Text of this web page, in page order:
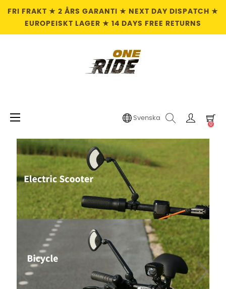
FRI FRAKT ★ 2 ÅRS GARANTI ★ NEXT DAY DISPATCH ★
EUROPEISKT LAGER ★ 14 DAYS FREE RETURNS
Växla
☰ Svenska
0